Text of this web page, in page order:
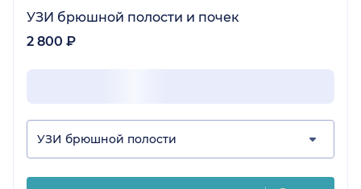
УЗИ брюшной полости и почек
2 800 ₽
УЗИ брюшной полости